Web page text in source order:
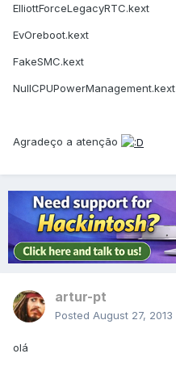
ElliottForceLegacyRTC.kext
EvOreboot.kext
FakeSMC.kext
NullCPUPowerManagement.kext
Agradeço a atenção
artur-pt
Posted August 27, 2013
olá